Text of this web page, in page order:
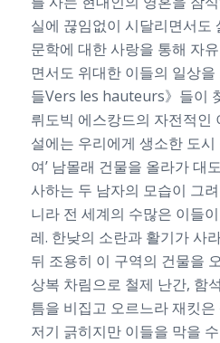
실에 끊임없이 시달리면서도
문학에 대한 사랑을 통해 자
면서도 위대한 이들의 일상
들Vers les hauteurs》들이
뤼도빅 에스캉드의 자전적인
설에는 우리에게 생소한 도시
여’ 남몰래 건물을 올라가 대
사하는 두 남자의 모습이 그
니라 전 세계의 수많은 이들
레. 한낮의 소란과 활기가 사
뒤 조용히 이 구역의 건물을
상복 차림으로 철제 난간, 함
틈을 비집고 오르느라 재킷
저기 긁히지만 이들을 막을